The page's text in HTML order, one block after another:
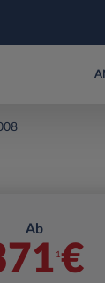
Ab
1 €